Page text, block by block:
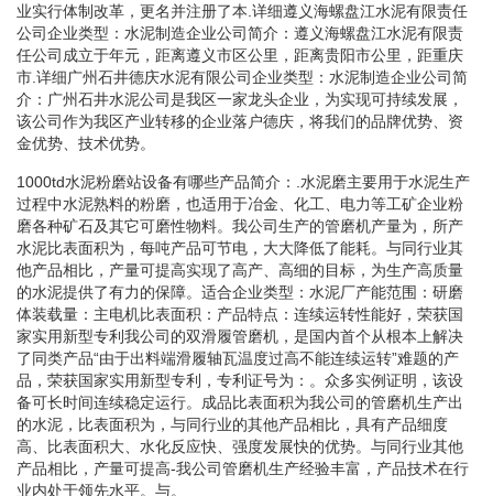
业实行体制改革，更名并注册了本.详细遵义海螺盘江水泥有限责任
公司企业类型：水泥制造企业公司简介：遵义海螺盘江水泥有限责
任公司成立于年元，距离遵义市区公里，距离贵阳市公里，距重庆
市.详细广州石井德庆水泥有限公司企业类型：水泥制造企业公司简
介：广州石井水泥公司是我区一家龙头企业，为实现可持续发展，
该公司作为我区产业转移的企业落户德庆，将我们的品牌优势、资
金优势、技术优势。
1000td水泥粉磨站设备有哪些产品简介：.水泥磨主要用于水泥生产
过程中水泥熟料的粉磨，也适用于冶金、化工、电力等工矿企业粉
磨各种矿石及其它可磨性物料。我公司生产的管磨机产量为，所产
水泥比表面积为，每吨产品可节电，大大降低了能耗。与同行业其
他产品相比，产量可提高实现了高产、高细的目标，为生产高质量
的水泥提供了有力的保障。适合企业类型：水泥厂产能范围：研磨
体装载量：主电机比表面积：产品特点：连续运转性能好，荣获国
家实用新型专利我公司的双滑履管磨机，是国内首个从根本上解决
了同类产品“由于出料端滑履轴瓦温度过高不能连续运转”难题的产
品，荣获国家实用新型专利，专利证号为：。众多实例证明，该设
备可长时间连续稳定运行。成品比表面积为我公司的管磨机生产出
的水泥，比表面积为，与同行业的其他产品相比，具有产品细度
高、比表面积大、水化反应快、强度发展快的优势。与同行业其他
产品相比，产量可提高-我公司管磨机生产经验丰富，产品技术在行
业内处于领先水平。与。